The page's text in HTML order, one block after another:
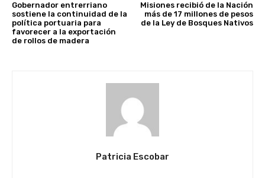
Gobernador entrerriano
sostiene la continuidad de la
política portuaria para
favorecer a la exportación
de rollos de madera
Misiones recibió de la Nación
más de 17 millones de pesos
de la Ley de Bosques Nativos
Patricia Escobar